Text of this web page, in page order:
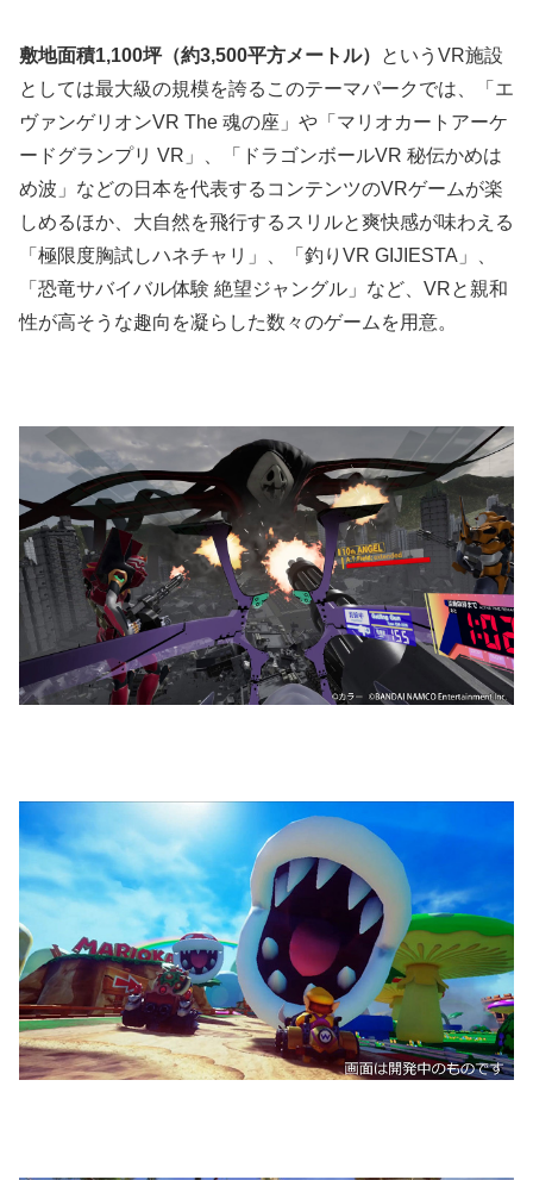
敷地面積1,100坪（約3,500平方メートル）
というVR施設
としては最大級の規模を誇るこのテーマパークでは、「エ
ヴァンゲリオンVR The 魂の座」や「マリオカートアーケ
ードグランプリ VR」、「ドラゴンボールVR 秘伝かめは
め波」などの日本を代表するコンテンツのVRゲームが楽
しめるほか、大自然を飛行するスリルと爽快感が味わえる
「極限度胸試しハネチャリ」、「釣りVR GIJIESTA」、
「恐竜サバイバル体験 絶望ジャングル」など、VRと親和
性が高そうな趣向を凝らした数々のゲームを用意。